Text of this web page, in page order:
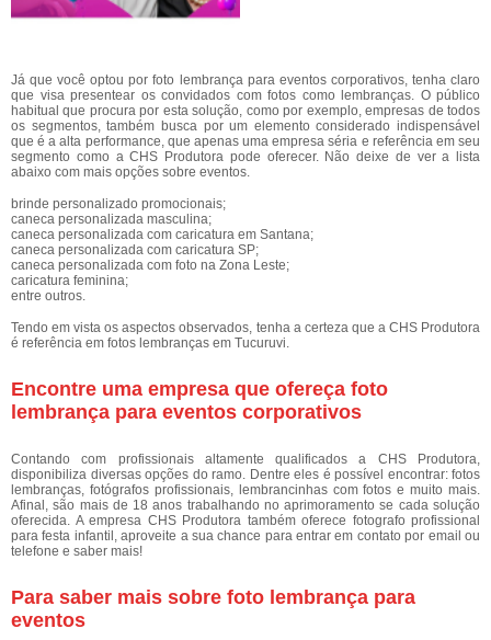
Já que você optou por foto lembrança para eventos corporativos, tenha claro
que visa presentear os convidados com fotos como lembranças. O público
habitual que procura por esta solução, como por exemplo, empresas de todos
os segmentos, também busca por um elemento considerado indispensável
que é a alta performance, que apenas uma empresa séria e referência em seu
segmento como a CHS Produtora pode oferecer. Não deixe de ver a lista
abaixo com mais opções sobre eventos.
brinde personalizado promocionais;
caneca personalizada masculina;
caneca personalizada com caricatura em Santana;
caneca personalizada com caricatura SP;
caneca personalizada com foto na Zona Leste;
caricatura feminina;
entre outros.
Tendo em vista os aspectos observados, tenha a certeza que a CHS Produtora
é referência em fotos lembranças em Tucuruvi.
Encontre uma empresa que ofereça foto
lembrança para eventos corporativos
Contando com profissionais altamente qualificados a CHS Produtora,
disponibiliza diversas opções do ramo. Dentre eles é possível encontrar: fotos
lembranças, fotógrafos profissionais, lembrancinhas com fotos e muito mais.
Afinal, são mais de 18 anos trabalhando no aprimoramento se cada solução
oferecida. A empresa CHS Produtora também oferece fotografo profissional
para festa infantil, aproveite a sua chance para entrar em contato por email ou
telefone e saber mais!
Para saber mais sobre foto lembrança para
eventos